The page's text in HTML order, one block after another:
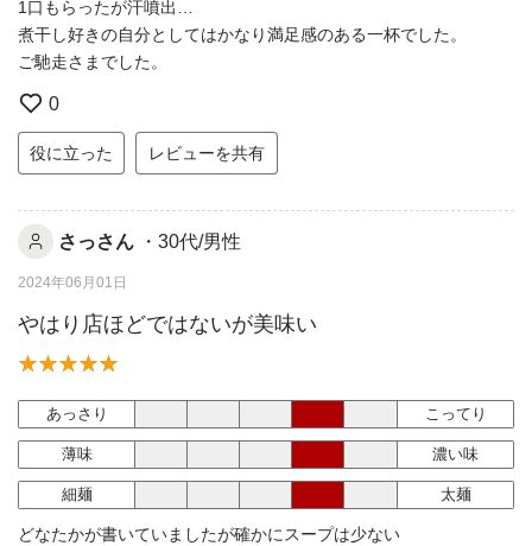
1口もらったが汗噴出…
煮干し好きの自分としてはかなり満足感のある一杯でした。
ご馳走さまでした。
0
役に立った レビューを共有
さっさん ・30代/男性
2024年06月01日
やはり店ほどではないが美味い
あっさり こってり
薄味 濃い味
細麺 太麺
どなたかが書いていましたが確かにスープは少ない